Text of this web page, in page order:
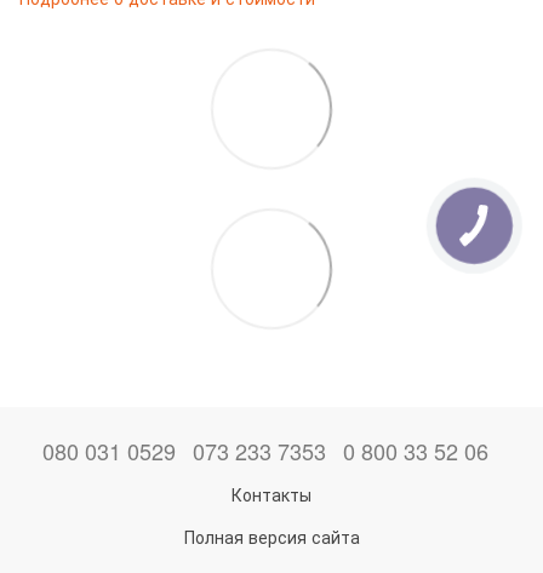
080 031 0529 073 233 7353 0 800 33 52 06
Контакты
Полная версия сайта